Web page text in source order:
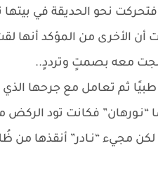
نحو الحديقة في
الأخرى من المؤكد أنها
معه بصمتٍ وترددٍ..
ثم تعامل مع جرحها الذي
“نـورهان” فكانت تود
مجيء “نـادر” أنقذها